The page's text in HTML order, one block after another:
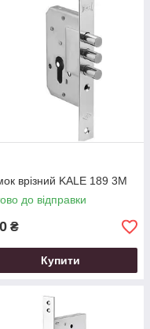
врізний KALE 189 3M
до відправки
₴
Купити